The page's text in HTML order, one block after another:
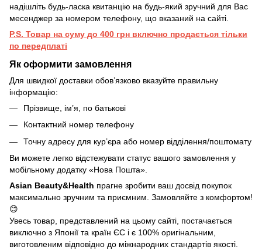
надішліть будь-ласка квитанцію на будь-який зручний для Вас
месенджер за номером телефону, що вказаний на сайті.
P.S. Товар на суму до 400 грн включно продається тільки
по передплаті
Як оформити замовлення
Для швидкої доставки обов’язково вказуйте правильну
інформацію:
Прізвище, ім’я, по батькові
Контактний номер телефону
Точну адресу для кур’єра або номер відділення/поштомату
Ви можете легко відстежувати статус вашого замовлення у
мобільному додатку «Нова Пошта».
Asian Beauty&Health прагне зробити ваш досвід покупок
максимально зручним та приємним. Замовляйте з комфортом!
😊
Увесь товар, представлений на цьому сайті, постачається
виключно з Японії та країн ЄС і є 100% оригінальним,
виготовленим відповідно до міжнародних стандартів якості.